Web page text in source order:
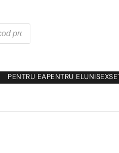
PENTRU EAPENTRU ELUNISEX